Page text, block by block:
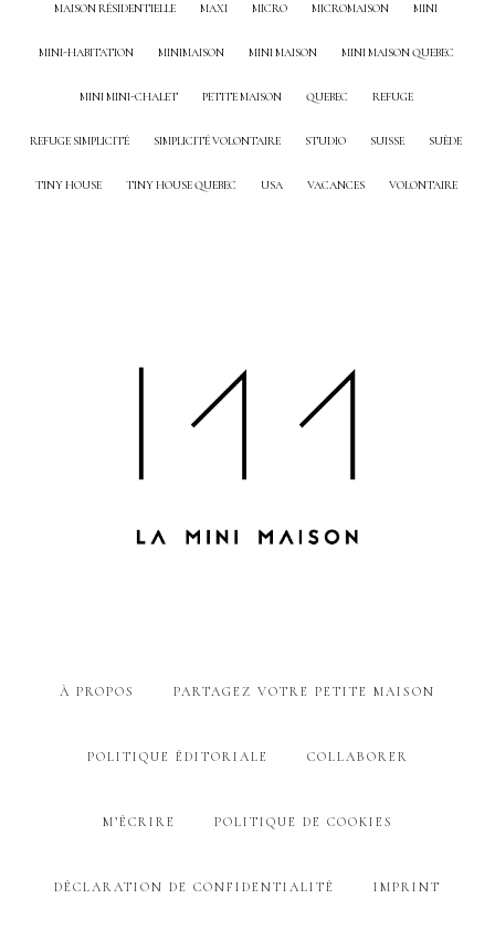
MAISON RÉSIDENTIELLE MAXI MICRO MICROMAISON MINI
MINI-HABITATION MINIMAISON MINI MAISON MINI MAISON QUEBEC
MINI MINI-CHALET PETITE MAISON QUEBEC REFUGE
REFUGE SIMPLICITÉ SIMPLICITÉ VOLONTAIRE STUDIO SUISSE SUÈDE
TINY HOUSE TINY HOUSE QUEBEC USA VACANCES VOLONTAIRE
À PROPOS PARTAGEZ VOTRE PETITE MAISON
POLITIQUE ÉDITORIALE COLLABORER
M’ÉCRIRE POLITIQUE DE COOKIES
DÉCLARATION DE CONFIDENTIALITÉ IMPRINT